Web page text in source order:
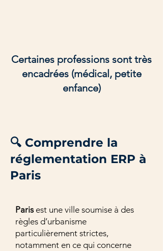
Certaines professions sont très
encadrées (médical, petite
enfance)
🔍 Comprendre la
réglementation ERP à
Paris
Paris est une ville soumise à des
règles d’urbanisme
particulièrement strictes,
notamment en ce qui concerne